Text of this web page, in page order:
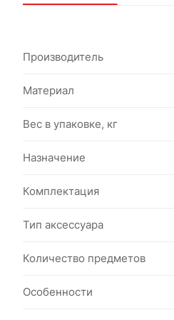
Производитель
Материал
Вес в упаковке, кг
Назначение
Комплектация
Тип аксессуара
Количество предметов
Особенности